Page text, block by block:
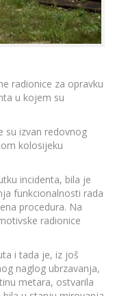
radionice za opravku
u kojem su
su izvan redovnog
kolosijeku
incidenta, bila je
funkcionalnosti rada
procedura. Na
radionice
i tada je, iz još
naglog ubrzavanja,
metara, ostvarila